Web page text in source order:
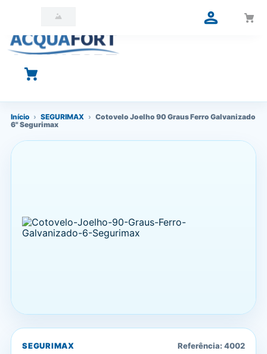
O que você está procurando?
Início › SEGURIMAX › Cotovelo Joelho 90 Graus Ferro Galvanizado
6" Segurimax
SEGURIMAX Referência: 4002